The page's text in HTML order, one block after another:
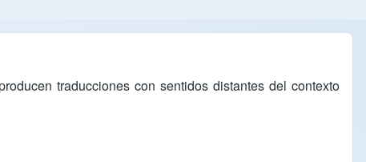
traducciones con sentidos distantes del contexto